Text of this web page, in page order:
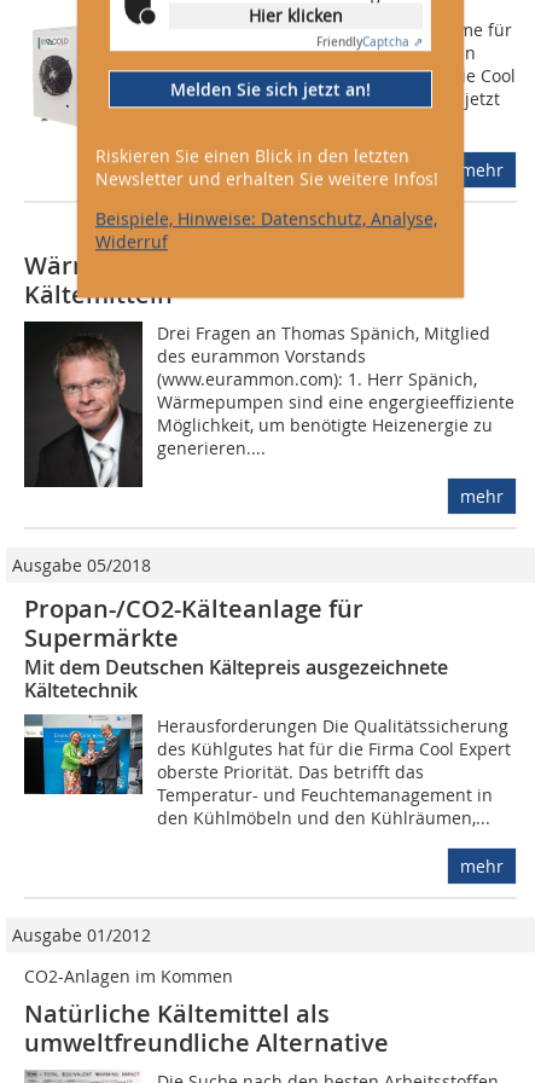
Hier klicken
FriendlyCaptcha ⇗
Melden Sie sich jetzt an!
Riskieren Sie einen Blick in den letzten
Newsletter und erhalten Sie weitere Infos!
Beispiele, Hinweise: Datenschutz, Analyse,
Widerruf
Eine Reihe neuer Produkte und Systeme für
natürliche Kältemittel des italienischen
Vertriebspartners Rivacold S.r.l. hat die Cool
Italia GmbH für den deutschen Markt jetzt
mehr
Wärmepumpen mit natürlichen
Kältemitteln
Drei Fragen an Thomas Spänich, Mitglied
des eurammon Vorstands
(www.eurammon.com): 1. Herr Spänich,
Wärmepumpen sind eine engergieeffiziente
Möglichkeit, um benötigte Heizenergie zu
generieren....
mehr
Ausgabe 05/2018
Propan-/CO2-Kälteanlage für
Supermärkte
Mit dem Deutschen Kältepreis ausgezeichnete
Kältetechnik
Herausforderungen Die Qualitätssicherung
des Kühlgutes hat für die Firma Cool Expert
oberste Priorität. Das betrifft das
Temperatur- und Feuchtemanagement in
den Kühlmöbeln und den Kühlräumen,...
mehr
Ausgabe 01/2012
CO2-Anlagen im Kommen
Natürliche Kältemittel als
umweltfreundliche Alternative